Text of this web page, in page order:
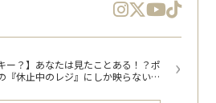
ー？】あなたは見たことある！？ポ
『休止中のレジ』にしか映らない画